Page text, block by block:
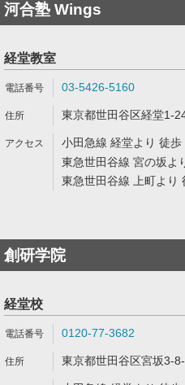
河合塾 Wings
経堂教室
03-5426-5160
東京都世田谷区経堂1-
小田急線 経堂より 徒歩
東急世田谷線 宮の坂よ
東急世田谷線 上町より
創研学院
経堂校
0120-77-3682
東京都世田谷区宮坂3-